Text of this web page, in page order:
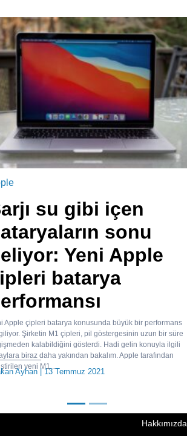
su gibi içen
sonu
Yeni Apple
batarya
Apple çipleri batarya konusunda büyük bir performans
Şirketin M1 çipleri, pil göstergesinin uzun bir süre
kalabildiğini gösterdi. Hadi gelin konuyla ilgili
biraz daha yakından bakalım. Apple tarafından
yeni M1...
Ayhan| 13 Temmuz 2021
Hakkımızda